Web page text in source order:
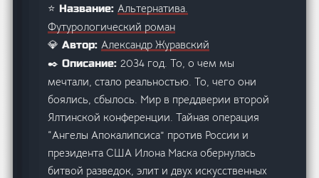
⭐ Название:Альтернатива.
Футурологический роман
💎 Автор:Александр Журавский
✒️ Описание:2034 год. То, о чем мы
мечтали, стало реальностью. То, чего они
боялись, сбылось. Мир в преддверии второй
Ялтинской конференции. Тайная операция
“Ангелы Апокалипсиса” против России и
президента США Илона Маска обернулась
битвой разведок, элит и двух искусственных